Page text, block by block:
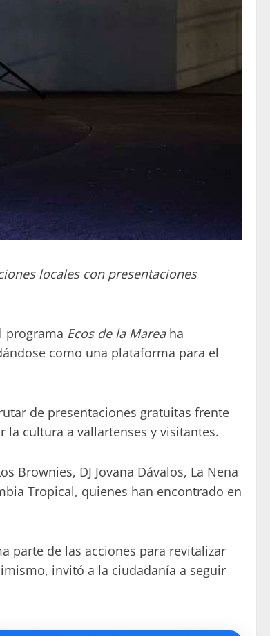
locales con presentaciones
programa Ecos de la Mareaha
como una plataforma para el
de presentaciones gratuitas frente
la cultura a vallartenses y visitantes.
Brownies, DJ Jovana Dávalos, La Nena
Tropical, quienes han encontrado en
parte de las acciones para revitalizar
invitó a la ciudadanía a seguir